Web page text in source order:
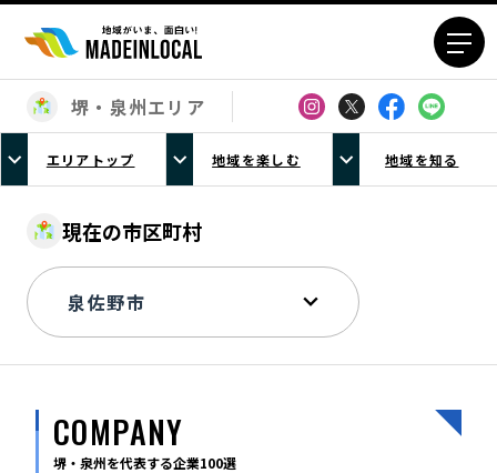
エリアから探す
北海道エリア
青森エリア
岩手エリア
栃木エリア
神奈川エリア
富山エリア
堺・泉州エリア
エリアトップ 地域を楽しむ 地域を知る
現在の市区町村
COMPANY
堺・泉州を代表する企業100選